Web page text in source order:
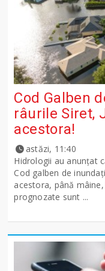
Cod Galben
râurile Siret,
acestora!
astăzi, 11:40
Hidrologii au anunțat
Cod galben de
acestora, până
prognozate sunt ...